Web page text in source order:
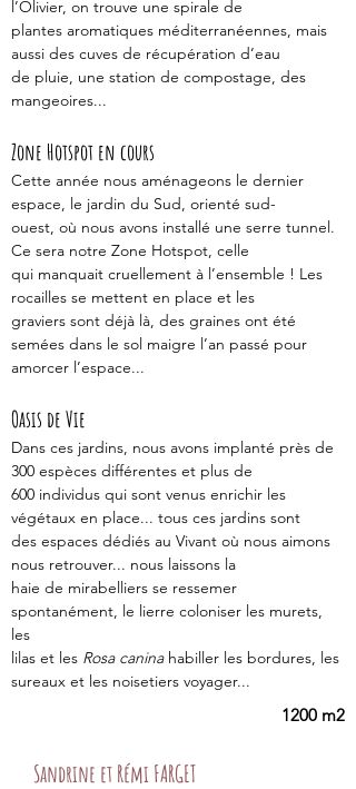
l’Olivier, on trouve une spirale de
plantes aromatiques méditerranéennes, mais
aussi des cuves de récupération d’eau
de pluie, une station de compostage, des
mangeoires...
Zone Hotspot en cours
Cette année nous aménageons le dernier
espace, le jardin du Sud, orienté sud-
ouest, où nous avons installé une serre tunnel.
Ce sera notre Zone Hotspot, celle
qui manquait cruellement à l’ensemble ! Les
rocailles se mettent en place et les
graviers sont déjà là, des graines ont été
semées dans le sol maigre l’an passé pour
amorcer l’espace...
Oasis de Vie
Dans ces jardins, nous avons implanté près de
300 espèces différentes et plus de
600 individus qui sont venus enrichir les
végétaux en place... tous ces jardins sont
des espaces dédiés au Vivant où nous aimons
nous retrouver... nous laissons la
haie de mirabelliers se ressemer
spontanément, le lierre coloniser les murets,
les
lilas et les Rosa canina habiller les bordures, les
sureaux et les noisetiers voyager...
1200 m2
Sandrine et Rémi FARGET